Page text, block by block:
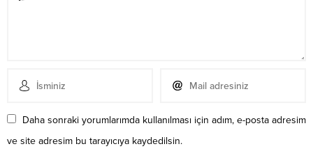
Daha sonraki yorumlarımda kullanılması için adım, e-posta adresim
ve site adresim bu tarayıcıya kaydedilsin.